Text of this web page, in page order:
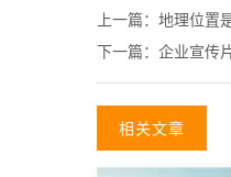
上一篇： 地理位置
下一篇： 企业宣传
相关文章